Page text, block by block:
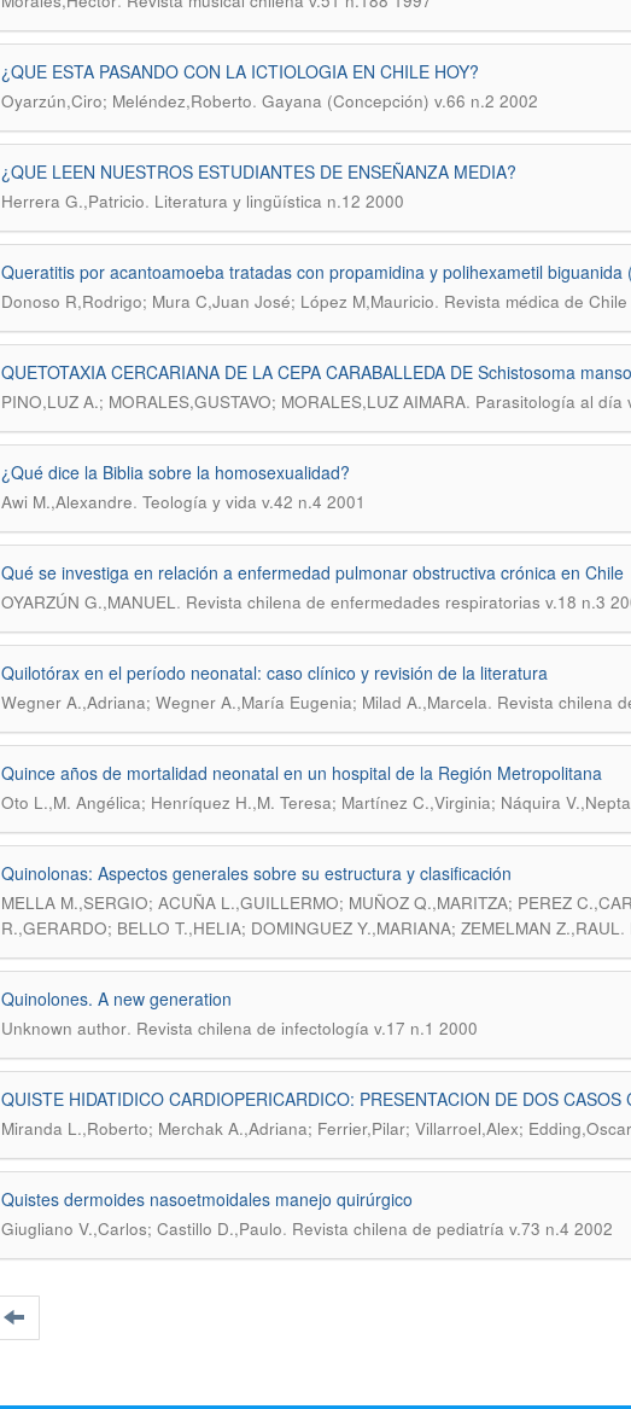
¿QUE ESTA PASANDO CON LA ICTIOLOGIA EN CHILE HOY?
Oyarzún,Ciro; Meléndez,Roberto. Gayana (Concepción) v.66 n.2 2002
¿QUE LEEN NUESTROS ESTUDIANTES DE ENSEÑANZA MEDIA?
Herrera G.,Patricio. Literatura y lingüística n.12 2000
Queratitis por acantoamoeba tratadas con propamidina y polihexametil biguanida
Donoso R,Rodrigo; Mura C,Juan José; López M,Mauricio. Revista médica de
QUETOTAXIA CERCARIANA DE LA CEPA CARABALLEDA DE Schistosoma
PINO,LUZ A.; MORALES,GUSTAVO; MORALES,LUZ AIMARA. Parasitología al día
¿Qué dice la Biblia sobre la homosexualidad?
Awi M.,Alexandre. Teología y vida v.42 n.4 2001
Qué se investiga en relación a enfermedad pulmonar obstructiva crónica en Chile
OYARZÚN G.,MANUEL. Revista chilena de enfermedades respiratorias v.18 n.3
Quilotórax en el período neonatal: caso clínico y revisión de la literatura
Wegner A.,Adriana; Wegner A.,María Eugenia; Milad A.,Marcela. Revista chilena
Quince años de mortalidad neonatal en un hospital de la Región Metropolitana
Oto L.,M. Angélica; Henríquez H.,M. Teresa; Martínez C.,Virginia; Náquira
Quinolonas: Aspectos generales sobre su estructura y clasificación
MELLA M.,SERGIO; ACUÑA L.,GUILLERMO; MUÑOZ Q.,MARITZA; PEREZ
R.,GERARDO; BELLO T.,HELIA; DOMINGUEZ Y.,MARIANA; ZEMELMAN Z.,RAUL.
Quinolones. A new generation
Unknown author. Revista chilena de infectología v.17 n.1 2000
QUISTE HIDATIDICO CARDIOPERICARDICO: PRESENTACION DE DOS CASOS
Miranda L.,Roberto; Merchak A.,Adriana; Ferrier,Pilar; Villarroel,Alex; Edding,Oscar
Quistes dermoides nasoetmoidales manejo quirúrgico
Giugliano V.,Carlos; Castillo D.,Paulo. Revista chilena de pediatría v.73 n.4 2002